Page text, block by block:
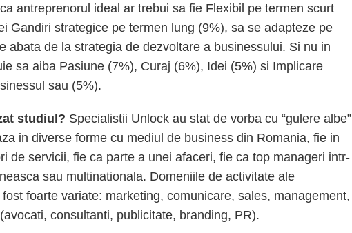
antreprenorul ideal ar trebui sa fie Flexibil pe termen scurt
Gandiri strategice pe termen lung (9%), sa se adapteze pe
abata de la strategia de dezvoltare a businessului. Si nu in
sa aiba Pasiune (7%), Curaj (6%), Idei (5%) si Implicare
sau (5%).
studiul? Specialistii Unlock au stat de vorba cu “gulere albe”
in diverse forme cu mediul de business din Romania, fie in
de servicii, fie ca parte a unei afaceri, fie ca top manageri intr-
sau multinationala. Domeniile de activitate ale
foarte variate: marketing, comunicare, sales, management,
consultanti, publicitate, branding, PR).